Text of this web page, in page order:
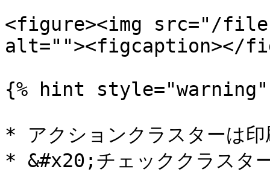
<figure><img src="/files/
alt=""><figcaption></
{% hint style="warning"
* アクションクラスターは印
* &#x20;チェッククラスタ